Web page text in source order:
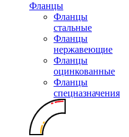
Фланцы
Фланцы
стальные
Фланцы
нержавеющие
Фланцы
оцинкованные
Фланцы
спецназначения